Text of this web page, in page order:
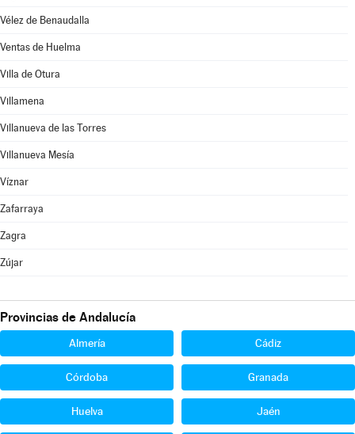
Vélez de Benaudalla
Ventas de Huelma
Villa de Otura
Villamena
Villanueva de las Torres
Villanueva Mesía
Víznar
Zafarraya
Zagra
Zújar
Provincias de Andalucía
Almería Cádiz
Córdoba Granada
Huelva Jaén